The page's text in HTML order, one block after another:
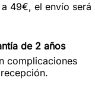
49€, el envío será
de 2 años
complicaciones